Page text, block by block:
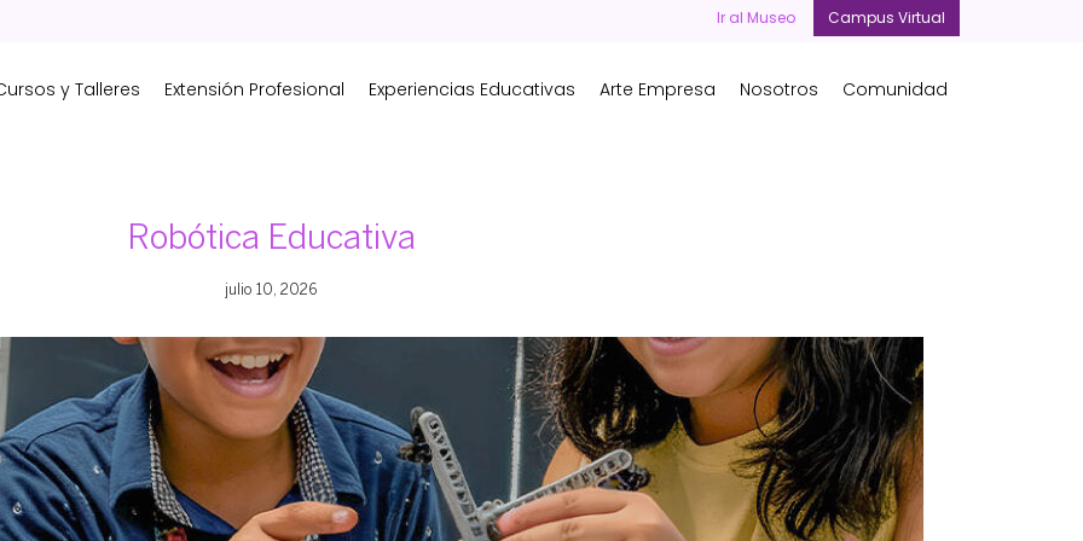
Ir al Museo Campus Virtual
y Talleres Extensión Profesional Experiencias Educativas Arte Empresa Nosotros Comunidad
Robótica Educativa
julio 10, 2026